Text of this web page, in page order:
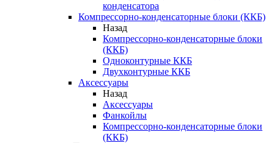
конденсатора
Компрессорно-конденсаторные блоки (ККБ)
Назад
Компрессорно-конденсаторные блоки
(ККБ)
Одноконтурные ККБ
Двухконтурные ККБ
Аксессуары
Назад
Аксессуары
Фанкойлы
Компрессорно-конденсаторные блоки
(ККБ)